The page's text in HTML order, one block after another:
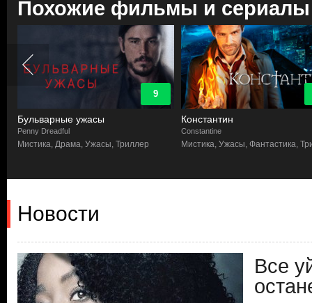
Похожие фильмы и сериалы
9
Бульварные ужасы
Penny Dreadful
Мистика, Драма, Ужасы, Триллер
Константин
Constantine
Мистика, Ужасы, Фантастика,
Новости
Все